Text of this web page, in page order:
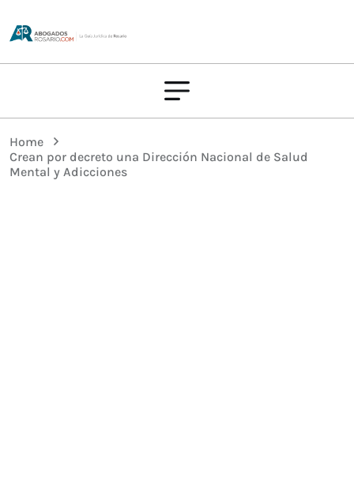
Home
Crean por decreto una Dirección Nacional de Salud
Mental y Adicciones